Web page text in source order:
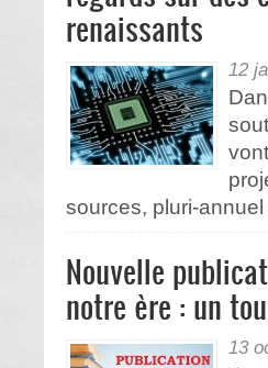
renaissants
12
sources, pluri-
Nouvelle
notre ère : un
13